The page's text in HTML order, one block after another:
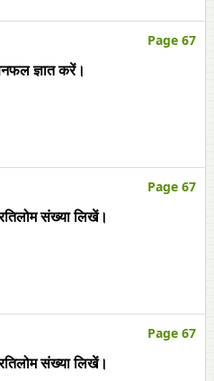
Page 67
ज्ञात करें।
Page 67
संख्या लिखें।
Page 67
संख्या लिखें।